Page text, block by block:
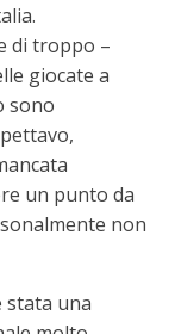
di troppo –
giocate a
sono
un punto da
non
stata una